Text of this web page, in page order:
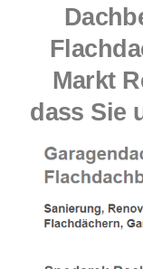
Markt
dass Sie